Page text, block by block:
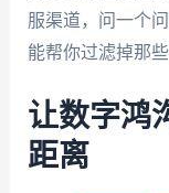
服渠道，问一个
能帮你过滤掉那
让数字鸿
距离